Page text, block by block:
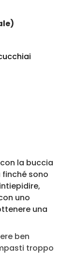
la buccia
sono
uno
una
ben
troppo